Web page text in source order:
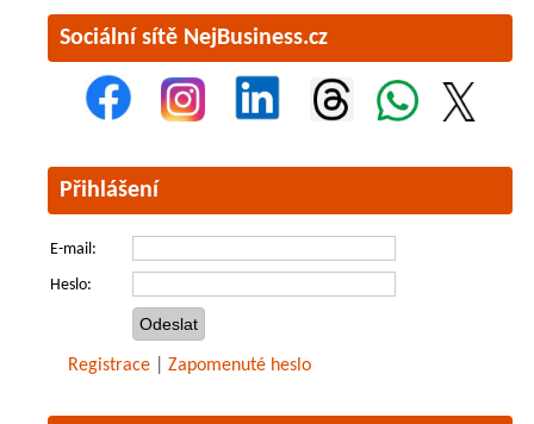
Sociální sítě NejBusiness.cz
Přihlášení
E-mail:
Heslo:
Registrace Zapomenuté heslo